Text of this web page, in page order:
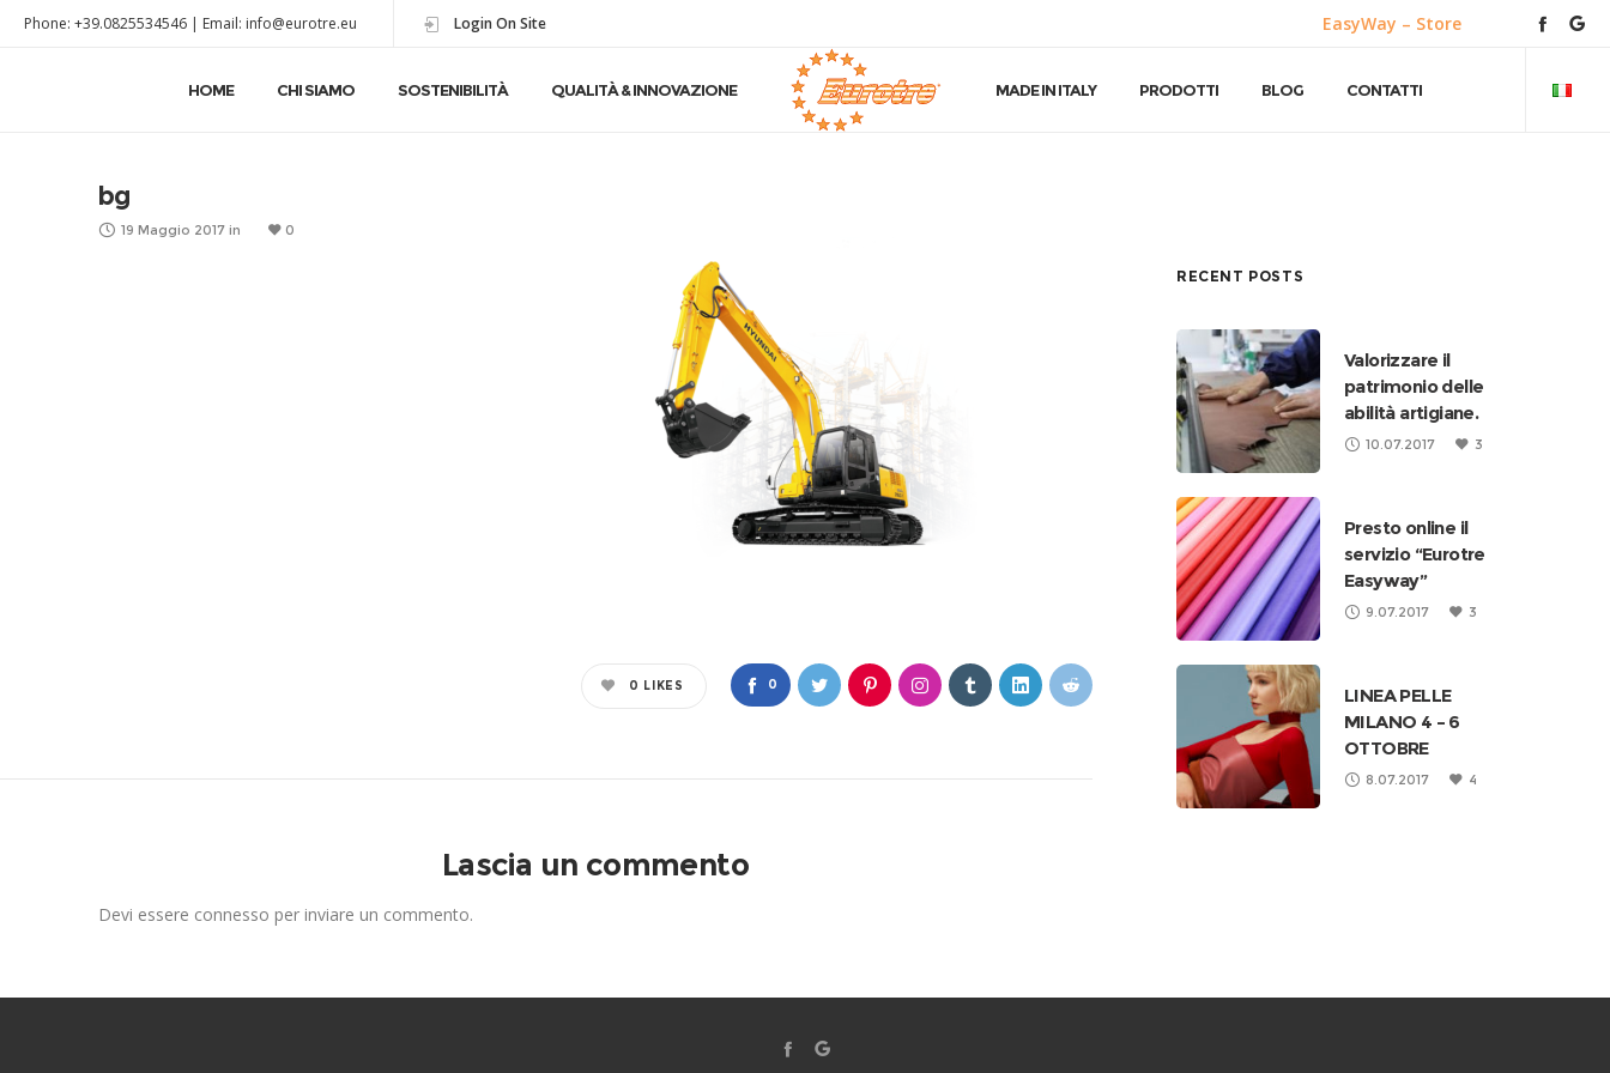
Phone: +39.0825534546 | Email: info@eurotre.eu Login On Site EasyWay – Store
HOME CHI SIAMO SOSTENIBILITÀ QUALITÀ & INNOVAZIONE MADE IN ITALY PRODOTTI BLOG CONTATTI
bg
19 Maggio 2017 in 0
0
0 LIKES
Lascia un commento
Devi essere connesso per inviare un commento.
RECENT POSTS
Valorizzare il
patrimonio delle
abilità artigiane.
10.07.2017 3
Presto online il
servizio “Eurotre
Easyway”
9.07.2017 3
LINEA PELLE
MILANO 4 – 6
OTTOBRE
8.07.2017 4